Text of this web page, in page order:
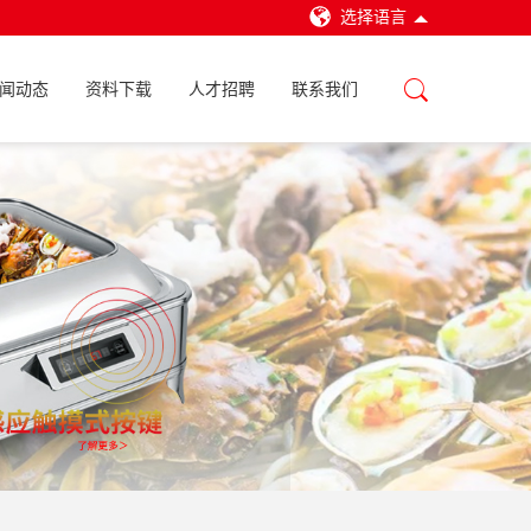
选择语言
动态 资料下载 人才招聘 联系我们